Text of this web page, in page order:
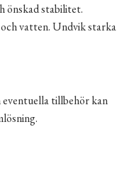
önskad stabilitet.
vatten. Undvik starka
tillbehör kan